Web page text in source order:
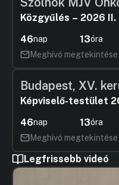
Közgyűlés – 2026
46nap 13óra
Meghívó megtekintése
Budapest, XV.
Képviselő-testület
46nap 13óra
Meghívó megtekintése
Legfrissebb videó